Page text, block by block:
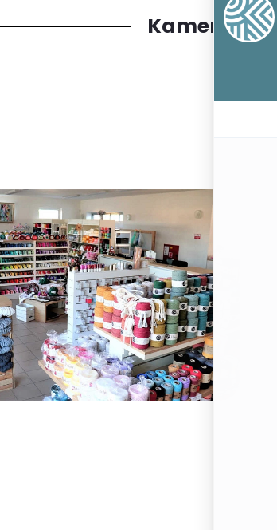
Kamenný